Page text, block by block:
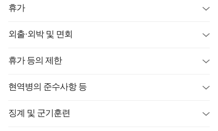
휴가
외출·외박 및 면회
휴가 등의 제한
현역병의 준수사항 등
징계 및 군기훈련